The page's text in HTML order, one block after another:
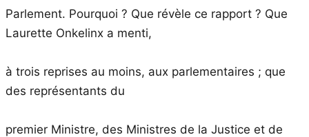
Parlement. Pourquoi ? Que révèle ce rapport ? Que
Laurette Onkelinx a menti,
à trois reprises au moins, aux parlementaires ; que
des représentants du
premier Ministre, des Ministres de la Justice et de